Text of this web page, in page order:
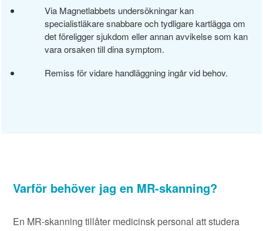
Via Magnetlabbets undersökningar kan
specialistläkare snabbare och tydligare kartlägga om
det föreligger sjukdom eller annan avvikelse som kan
vara orsaken till dina symptom.
Remiss för vidare handläggning ingår vid behov.
Varför behöver jag en MR-skanning?
En MR-skanning tillåter medicinsk personal att studera